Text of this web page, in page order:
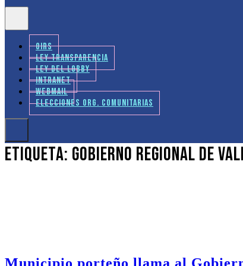
OIRS
LEY TRANSPARENCIA
LEY DEL LOBBY
INTRANET
WEBMAIL
ELECCIONES ORG. COMUNITARIAS
Etiqueta: Gobierno Regional de